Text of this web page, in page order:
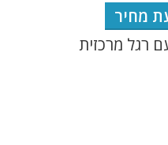
מחיר
רגל מרכזית